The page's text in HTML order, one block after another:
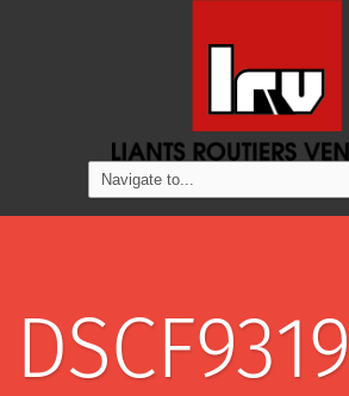
DSCF9319